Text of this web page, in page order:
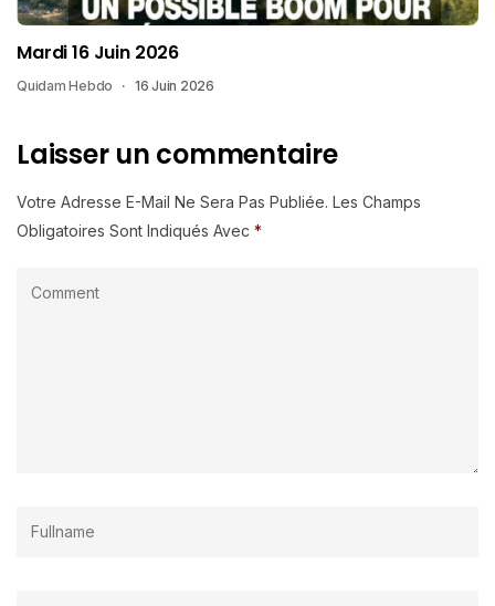
Mardi 16 Juin 2026
Quidam Hebdo 16 Juin 2026
Laisser un commentaire
Votre Adresse E-Mail Ne Sera Pas Publiée. Les Champs
Obligatoires Sont Indiqués Avec *